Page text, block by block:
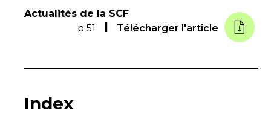
Actualités de la SCF
p 51
Télécharger l'article
Index